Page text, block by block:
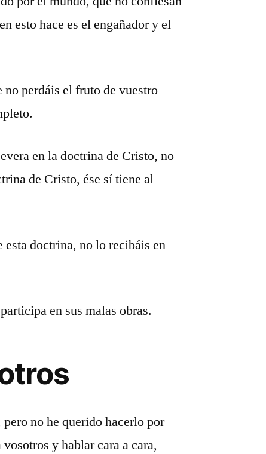
esto hace es el engañador y el
perdáis el fruto de vuestro
en la doctrina de Cristo, no
de Cristo, ése sí tiene al
esta doctrina, no lo recibáis en
en sus malas obras.
no he querido hacerlo por
y hablar cara a cara,